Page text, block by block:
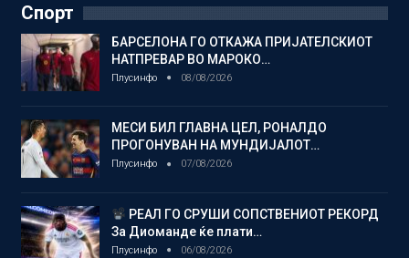
Спорт
БАРСЕЛОНА ГО ОТКАЖА ПРИЈАТЕЛСКИОТ
НАТПРЕВАР ВО МАРОКО…
Плусинфо 08/08/2026
МЕСИ БИЛ ГЛАВНА ЦЕЛ, РОНАЛДО
ПРОГОНУВАН НА МУНДИЈАЛОТ…
Плусинфо 07/08/2026
РЕАЛ ГО СРУШИ СОПСТВЕНИОТ РЕКОРД
За Диоманде ќе плати…
Плусинфо 06/08/2026